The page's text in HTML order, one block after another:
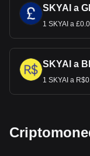
SKYAI a
1 SKYAI a
SKYAI a
1 SKYAI a